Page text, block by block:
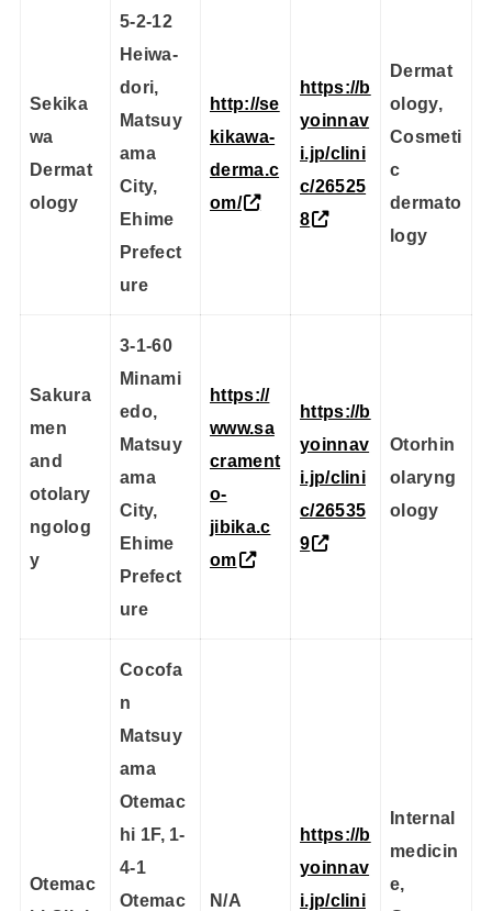
Sekika
wa
Dermat
ology
5-2-12
Heiwa-
dori,
Matsuy
ama
City,
Ehime
Prefect
ure
http://se
kikawa-
derma.c
om/
https://b
yoinnav
i.jp/clini
c/26525
8
Dermat
ology,
Cosmeti
c
dermato
logy
Sakura
men
and
otolary
ngolog
y
3-1-60
Minami
edo,
Matsuy
ama
City,
Ehime
Prefect
ure
https://
www.sa
crament
o-
jibika.c
om
https://b
yoinnav
i.jp/clini
c/26535
9
Otorhin
olaryng
ology
Otemac
Cocofa
n
Matsuy
ama
Otemac
hi 1F, 1-
4-1
Otemac
N/A
https://b
yoinnav
i.jp/clini
Internal
medicin
e,